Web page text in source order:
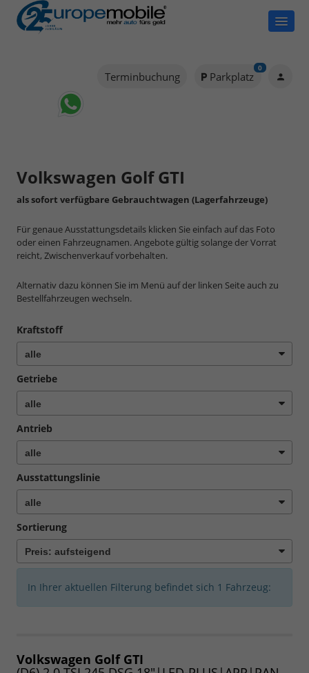
Terminbuchung Parkplatz
0
Volkswagen Golf GTI
als sofort verfügbare Gebrauchtwagen (Lagerfahrzeuge)
Für genaue Ausstattungsdetails klicken Sie einfach auf das Foto
oder einen Fahrzeugnamen. Angebote gültig solange der Vorrat
reicht, Zwischenverkauf vorbehalten.
Alternativ dazu können Sie im Menü auf der linken Seite auch zu
Bestellfahrzeugen wechseln.
Kraftstoff
Getriebe
Antrieb
Ausstattungslinie
Sortierung
In Ihrer aktuellen Filterung befindet sich 1 Fahrzeug:
Volkswagen Golf GTI